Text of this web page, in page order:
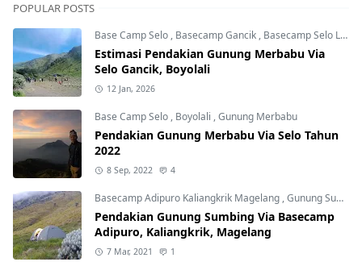
POPULAR POSTS
Base Camp Selo , Basecamp Gancik , Basecamp Selo Lama
Estimasi Pendakian Gunung Merbabu Via
Selo Gancik, Boyolali
12 Jan, 2026
Base Camp Selo , Boyolali ,Gunung Merbabu
Pendakian Gunung Merbabu Via Selo Tahun
2022
8 Sep, 2022 4
Basecamp Adipuro Kaliangkrik Magelang ,Gunung Sumbing
Pendakian Gunung Sumbing Via Basecamp
Adipuro, Kaliangkrik, Magelang
7 Mar, 2021 1